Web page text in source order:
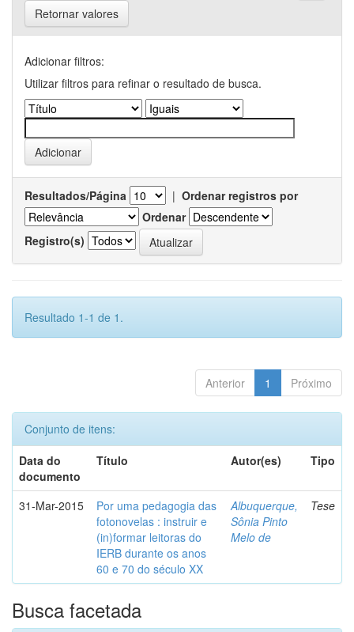
Retornar valores
Adicionar filtros:
Utilizar filtros para refinar o resultado de busca.
Resultados/Página | Ordenar registros por
Ordenar
Registro(s)
Resultado 1-1 de 1.
Anterior 1 Próximo
Conjunto de itens:
Data do
documento
Título Autor(es) Tipo
31-Mar-2015
Por uma pedagogia das
fotonovelas : instruir e
(in)formar leitoras do
IERB durante os anos
60 e 70 do século XX
Albuquerque,
Sônia Pinto
Melo de
Tese
Busca facetada